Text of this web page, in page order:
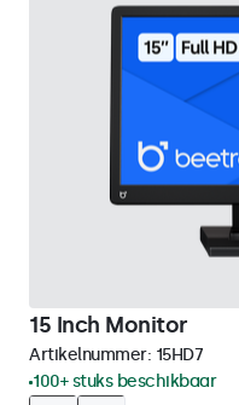
15 Inch Monitor
Artikelnummer: 15HD7
100+ stuks beschikbaar